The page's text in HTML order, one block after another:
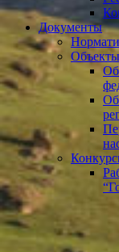
Документы
Объекты